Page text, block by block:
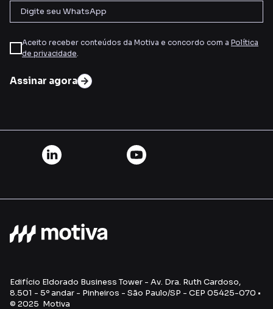
Aceito receber conteúdos da Motiva e concordo com a Política
de privacidade.
Assinar agora
Edifício Eldorado Business Tower - Av. Dra. Ruth Cardoso,
8.501 - 5º andar - Pinheiros - São Paulo/SP - CEP 05425-070 •
© 2025 Motiva